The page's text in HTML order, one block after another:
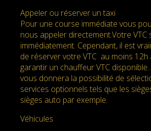
Appeler ou réserver un taxi
Pour une course immédiate vous
nous appeler directement.Votre VTC
immédiatement. Cependant, il est
de réserver votre VTC au moins 12h
garantir un chauffeur VTC
vous donnera la possibilité de
services optionnels tels que les
sièges auto par exemple.
Véhicules